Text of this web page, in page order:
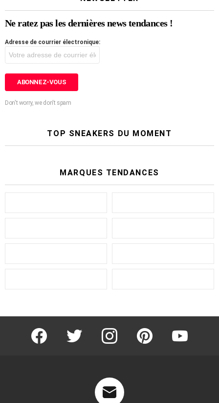
Ne ratez pas les dernières news tendances !
Adresse de courrier électronique:
Don't worry, we don't spam
TOP SNEAKERS DU MOMENT
MARQUES TENDANCES
facebook twitter instagram pinterest youtube